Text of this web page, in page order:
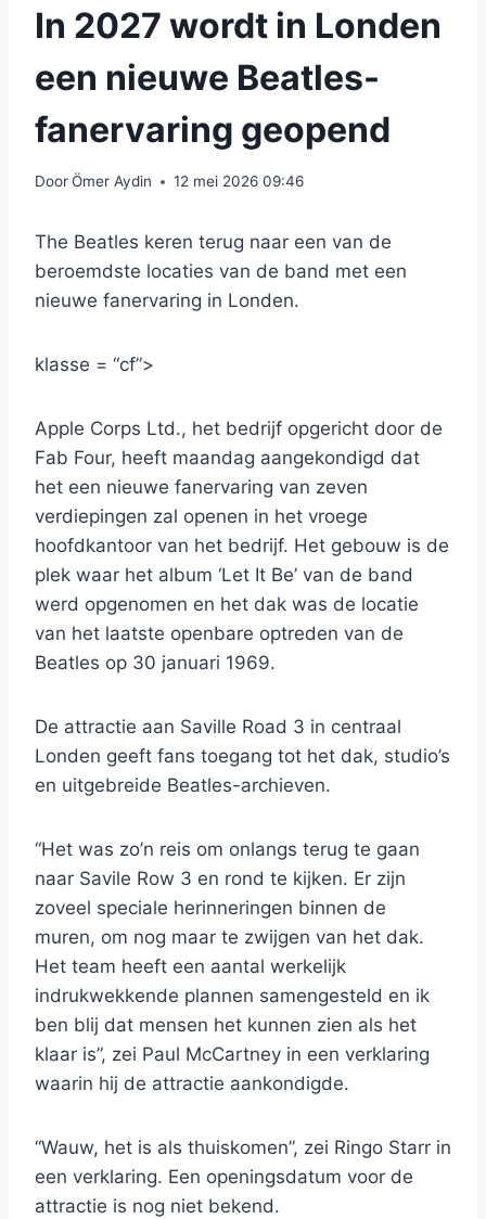
In 2027 wordt in Londen
een nieuwe Beatles-
fanervaring geopend
DoorÖmer Aydin 12 mei 2026 09:46
The Beatles keren terug naar een van de
beroemdste locaties van de band met een
nieuwe fanervaring in Londen.
klasse = “cf”>
Apple Corps Ltd., het bedrijf opgericht door de
Fab Four, heeft maandag aangekondigd dat
het een nieuwe fanervaring van zeven
verdiepingen zal openen in het vroege
hoofdkantoor van het bedrijf. Het gebouw is de
plek waar het album ‘Let It Be’ van de band
werd opgenomen en het dak was de locatie
van het laatste openbare optreden van de
Beatles op 30 januari 1969.
De attractie aan Saville Road 3 in centraal
Londen geeft fans toegang tot het dak, studio’s
en uitgebreide Beatles-archieven.
“Het was zo’n reis om onlangs terug te gaan
naar Savile Row 3 en rond te kijken. Er zijn
zoveel speciale herinneringen binnen de
muren, om nog maar te zwijgen van het dak.
Het team heeft een aantal werkelijk
indrukwekkende plannen samengesteld en ik
ben blij dat mensen het kunnen zien als het
klaar is”, zei Paul McCartney in een verklaring
waarin hij de attractie aankondigde.
“Wauw, het is als thuiskomen”, zei Ringo Starr in
een verklaring. Een openingsdatum voor de
attractie is nog niet bekend.